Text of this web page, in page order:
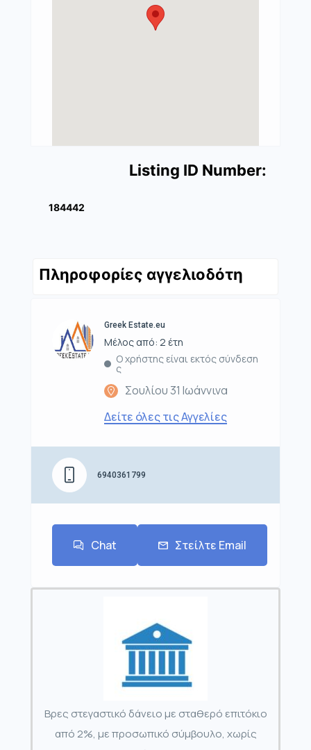
Listing ID Number:
184442
Πληροφορίες αγγελιοδότη
Greek Estate.eu
Μέλος από: 2 έτη
Ο χρήστης είναι εκτός σύνδεση
ς
Σουλίου 31 Ιωάννινα
Δείτε όλες τις Αγγελίες
6940361799
Chat Στείλτε Email
Βρες στεγαστικό δάνειο με σταθερό επιτόκιο
από 2%, με προσωπικό σύμβουλο, χωρίς